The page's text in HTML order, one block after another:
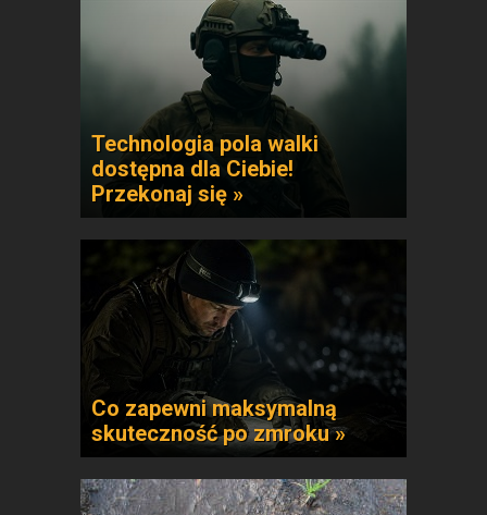
Technologia pola walki
dostępna dla Ciebie!
Przekonaj się »
Co zapewni maksymalną
skuteczność po zmroku »